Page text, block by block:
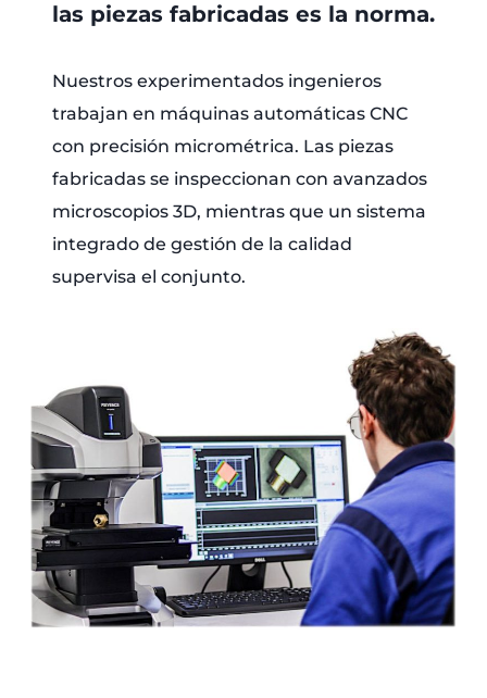
las piezas fabricadas es la norma.
Nuestros experimentados ingenieros
trabajan en máquinas automáticas CNC
con precisión micrométrica. Las piezas
fabricadas se inspeccionan con avanzados
microscopios 3D, mientras que un sistema
integrado de gestión de la calidad
supervisa el conjunto.